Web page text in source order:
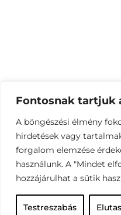
Fontosnak tartjuk
A böngészési élmény
hirdetések vagy
forgalom elemzése
használunk. A "Mindet
hozzájárulhat a sütik
Testreszabás